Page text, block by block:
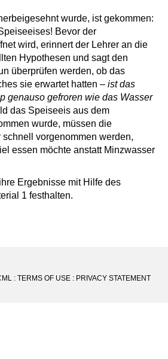
wurde, ist gekommen:
Bevor der
wird, erinnert der Lehrer an die
Hypothesen und sagt den
überprüfen werden, ob das
sie erwartet hatten – ist das
genauso gefroren wie das Wasser
das Speiseeis aus dem
wurde, müssen die
vorgenommen werden,
essen möchte anstatt Minzwasser
Ergebnisse mit Hilfe des
1 festhalten.
: TERMS OF USE : PRIVACY STATEMENT